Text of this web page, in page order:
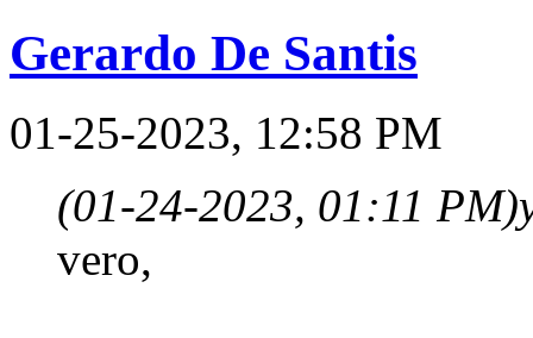
Gerardo De Santis
01-25-2023, 12:58 PM
(01-24-2023, 01:11 PM)
vero,